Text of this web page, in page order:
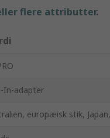
flere attributter.
In-adapter
europæisk stik,